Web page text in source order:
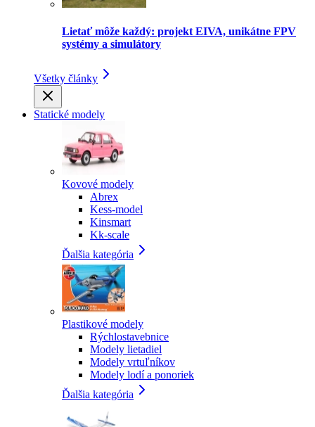
Lietať môže každý: projekt EIVA, unikátne FPV
systémy a simulátory
Všetky články
Statické modely
Kovové modely
Abrex
Kess-model
Kinsmart
Kk-scale
Ďalšia kategória
Plastikové modely
Rýchlostavebnice
Modely lietadiel
Modely vrtuľníkov
Modely lodí a ponoriek
Ďalšia kategória